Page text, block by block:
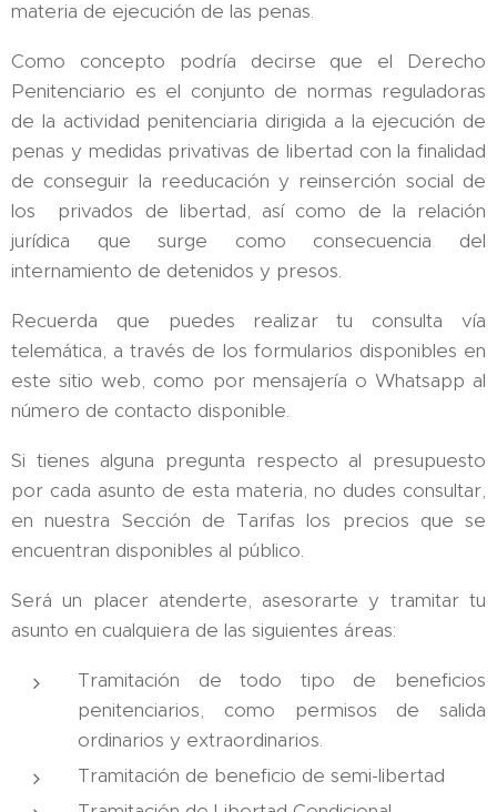
materia de ejecución de las penas.
Como concepto podría decirse que el Derecho
Penitenciario es el conjunto de normas reguladoras
de la actividad penitenciaria dirigida a la ejecución de
penas y medidas privativas de libertad con la finalidad
de conseguir la reeducación y reinserción social de
los privados de libertad, así como de la relación
jurídica que surge como consecuencia del
internamiento de detenidos y presos.
Recuerda que puedes realizar tu consulta vía
telemática, a través de los formularios disponibles en
este sitio web, como por mensajería o Whatsapp al
número de contacto disponible.
Si tienes alguna pregunta respecto al presupuesto
por cada asunto de esta materia, no dudes consultar,
en nuestra Sección de Tarifas los precios que se
encuentran disponibles al público.
Será un placer atenderte, asesorarte y tramitar tu
asunto en cualquiera de las siguientes áreas:
Tramitación de todo tipo de beneficios
penitenciarios, como permisos de salida
ordinarios y extraordinarios.
Tramitación de beneficio de semi-libertad